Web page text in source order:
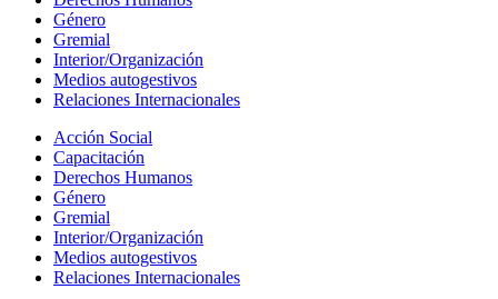
Género
Gremial
Interior/Organización
Medios autogestivos
Relaciones Internacionales
Acción Social
Capacitación
Derechos Humanos
Género
Gremial
Interior/Organización
Medios autogestivos
Relaciones Internacionales